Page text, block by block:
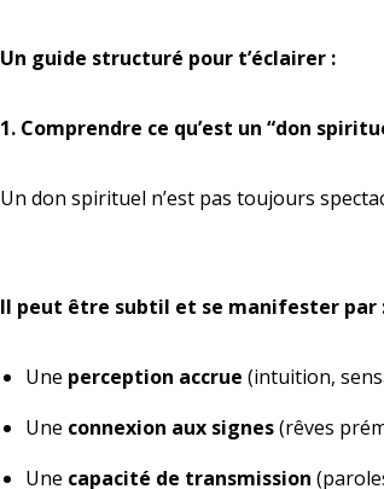
Un guide structuré pour t’éclairer :
1. Comprendre ce qu’est un “don
Un don spirituel n’est pas toujours
Il peut être subtil et se manifester par
Une perception accrue (intuition,
Une connexion aux signes(rêves
Une capacité de transmission